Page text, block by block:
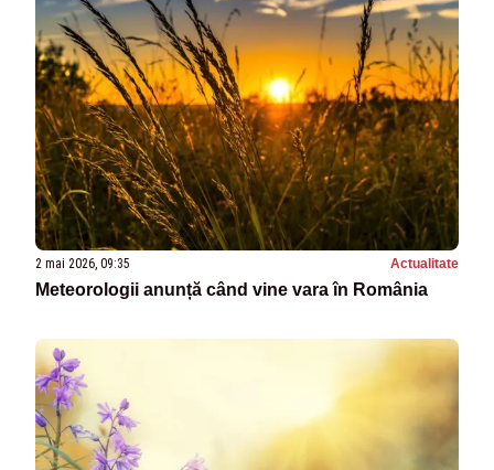
2 mai 2026, 09:35 Actualitate
Meteorologii anunță când vine vara în România